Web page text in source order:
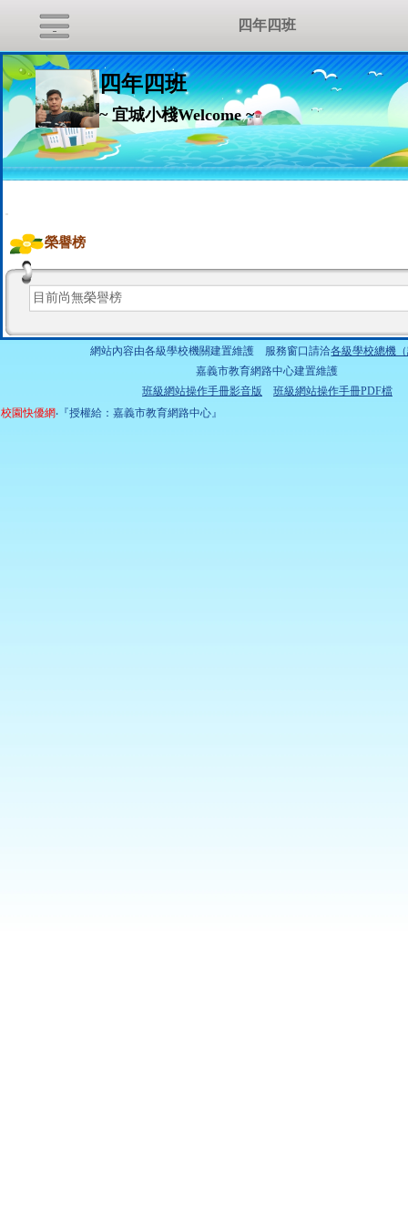
四年四班
~ 宜城小棧Welcome ~
:::
榮譽榜
目前尚無榮譽榜
網站內容由各級學校機關建置維護 服務窗口請洽各級學校總機
嘉義市教育網路中心建置維護
班級網站操作手冊影音版
班級網站操作手冊PDF檔
校園快優網‧『授權給：嘉義市教育網路中心』
四年四班